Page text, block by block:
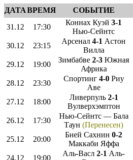
ДАТАВРЕМЯ СОБЫТИЕ
31.12
17:30
Коннах Куэй 3-1
Нью-Сейнтс
30.12 23:15
Арсенал 4-1 Астон
Вилла
29.12 19:00
Зимбабве 2-3 Южная
Африка
28.12 23:30
Спортинг 4-0Риу
Аве
27.12 18:00
Ливерпуль 2-1
Вулверхэмптон
26.12 17:30
Нью-Сейнтс — Бала
Таун (Перенесен)
25.12 20:00
Бней Сахнин 0-2
Маккаби Яффа
24.12 19:00
Аль-Васл 2-1 Аль-